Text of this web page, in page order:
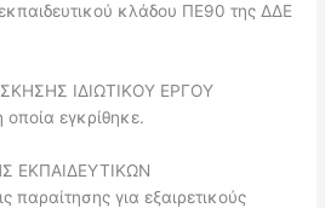
κλάδου ΠΕ90 της ΔΔΕ
ΙΔΙΩΤΙΚΟΥ ΕΡΓΟΥ
οποία εγκρίθηκε.
ΕΚΠΑΙΔΕΥΤΙΚΩΝ
παραίτησης για εξαιρετικούς